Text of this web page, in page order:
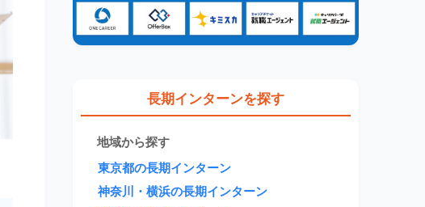
長期インターンを探す
地域から探す
東京都の長期インターン
神奈川・横浜の長期インターン